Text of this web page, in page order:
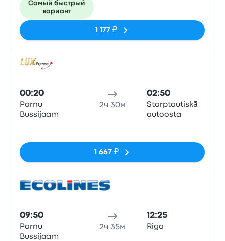
Самый быстрый
вариант
1 177 ₽
00:20
Parnu
Bussijaam
2ч 30м
02:50
Starptautiskā
autoosta
1 667 ₽
09:50
Parnu
Bussijaam
2ч 35м
12:25
Riga